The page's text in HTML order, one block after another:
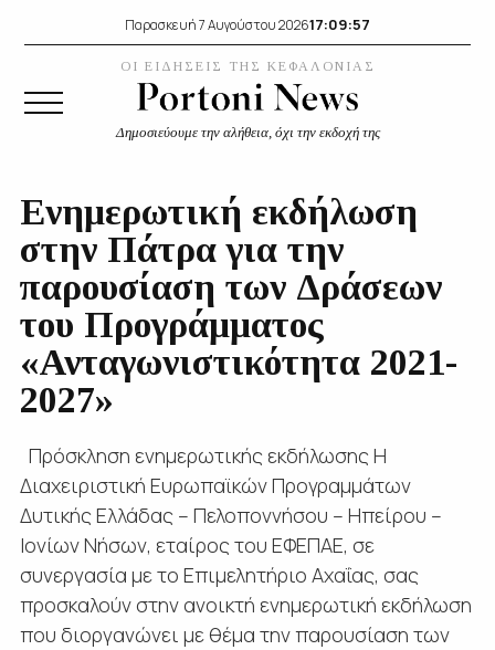
Παρασκευή 7 Αυγούστου 202617:09:57
ΟΙ ΕΙΔΗΣΕΙΣ ΤΗΣ ΚΕΦΑΛΟΝΙΑΣ
Δημοσιεύουμε την αλήθεια, όχι την εκδοχή της
Eνημερωτική εκδήλωση
στην Πάτρα για την
παρουσίαση των Δράσεων
του Προγράμματος
«Ανταγωνιστικότητα 2021-
2027»
Πρόσκληση ενημερωτικής εκδήλωσης H
Διαχειριστική Ευρωπαϊκών Προγραμμάτων
Δυτικής Ελλάδας – Πελοποννήσου – Ηπείρου –
Ιονίων Νήσων, εταίρος του ΕΦΕΠΑΕ, σε
συνεργασία με το Επιμελητήριο Αχαΐας, σας
προσκαλούν στην ανοικτή ενημερωτική εκδήλωση
που διοργανώνει με θέμα την παρουσίαση των